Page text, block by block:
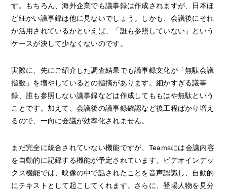
す。もちろん、海外企業でも議事録は作成されますが、日本ほ
ど細かい議事録は他に見ないでしょう。しかも、会議後にそれ
が活用されているかといえば、「誰も参照していない」という
ケースが決して少なくないのです。
実際に、先にご紹介した調査結果でも議事録文化が「無駄会議
指数」を増やしているとの指摘があります。細かすぎる議事
録、誰も参照しない議事録などは作成してももはや無駄という
ことです。加えて、会議後の議事録確認など後工程ばかり増え
るので、一向に会議が効率化されません。
まだ完全に統合されていない機能ですが、Teamsには会議内容
を自動的に記録する機能が予定されています。ビデオインデッ
クス機能では、映像の中で話されたことを音声認識し、自動的
にテキストとして起こしてくれます。さらに、登場人物を見分